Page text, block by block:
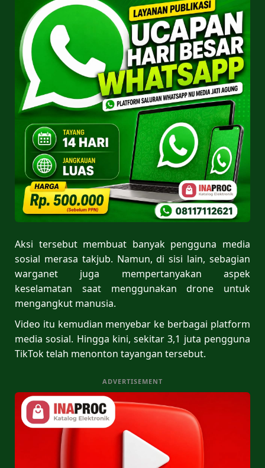
Aksi tersebut membuat banyak pengguna media
sosial merasa takjub. Namun, di sisi lain, sebagian
warganet juga mempertanyakan aspek
keselamatan saat menggunakan drone untuk
mengangkut manusia.
Video itu kemudian menyebar ke berbagai platform
media sosial. Hingga kini, sekitar 3,1 juta pengguna
TikTok telah menonton tayangan tersebut.
ADVERTISEMENT